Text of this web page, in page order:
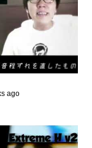
ago